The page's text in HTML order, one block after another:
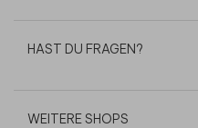
HAST DU FRAGEN?
WEITERE SHOPS